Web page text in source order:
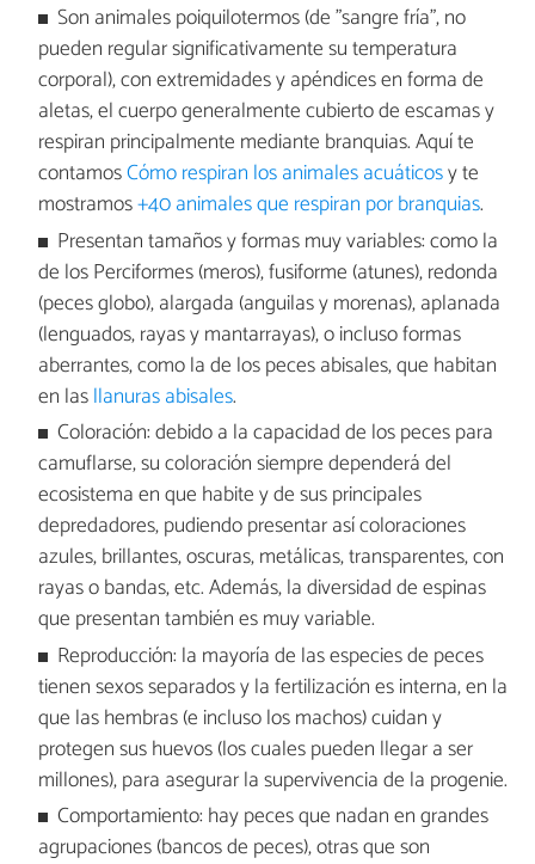
Son animales poiquilotermos (de "sangre fría", no
pueden regular significativamente su temperatura
corporal), con extremidades y apéndices en forma de
aletas, el cuerpo generalmente cubierto de escamas y
respiran principalmente mediante branquias. Aquí te
contamosCómo respiran los animales acuáticosy te
mostramos+40 animales que respiran por branquias.
Presentan tamaños y formas muy variables: como la
de los Perciformes (meros), fusiforme (atunes), redonda
(peces globo), alargada (anguilas y morenas), aplanada
(lenguados, rayas y mantarrayas), o incluso formas
aberrantes, como la de los peces abisales, que habitan
en lasllanuras abisales.
Coloración: debido a la capacidad de los peces para
camuflarse, su coloración siempre dependerá del
ecosistema en que habite y de sus principales
depredadores, pudiendo presentar así coloraciones
azules, brillantes, oscuras, metálicas, transparentes, con
rayas o bandas, etc. Además, la diversidad de espinas
que presentan también es muy variable.
Reproducción: la mayoría de las especies de peces
tienen sexos separados y la fertilización es interna, en la
que las hembras (e incluso los machos) cuidan y
protegen sus huevos (los cuales pueden llegar a ser
millones), para asegurar la supervivencia de la progenie.
Comportamiento: hay peces que nadan en grandes
agrupaciones (bancos de peces), otras que son